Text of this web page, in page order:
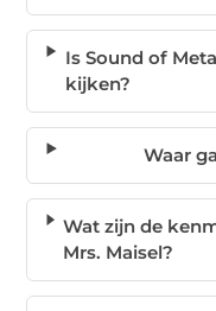
Is Sound of
kijken?
Waar
Wat zijn de
Mrs. Maisel?